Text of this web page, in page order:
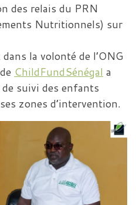
des relais du PRN
Nutritionnels) sur
la volonté de l’ONG
ChildFundSénégal a
suivi des enfants
zones d’intervention.